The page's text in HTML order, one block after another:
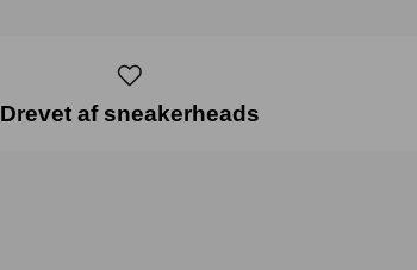
Drevet af sneakerheads